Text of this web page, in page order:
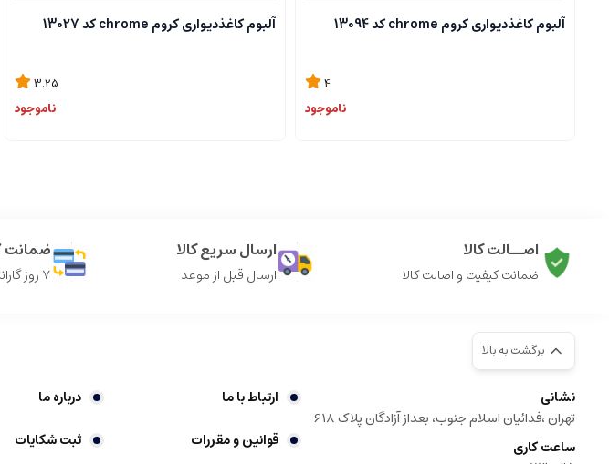
آلبوم کاغذدیواری کروم chrome کد 13094
4
ناموجود
آلبوم کاغذدیواری کروم chrome کد 13027
3.25
ناموجود
اصــالت کالا
ضمانت کیفیت و اصالت کالا
ارسال سریع کالا
ارسال قبل از موعد
ضمانت 7 روزه کیفیت
7 روز گارانتی برگشت هزینه
برگشت به بالا
نشانی
تهران ،فدائیان اسلام جنوب، بعداز آزادگان پلاک 618
ساعت کاری
ارتباط با ما درباره ما
قوانین و مقررات
ثبت شکایات